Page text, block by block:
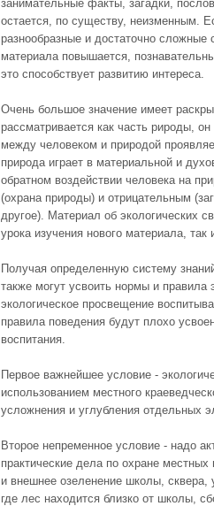
занимательные факты, загадки,
остается, по существу, неизменным.
разнообразные и достаточно
материала повышается,
это способствует развитию интереса.
Очень большое значение имеет
рассматривается как часть рироды,
между человеком и природой
природа играет в материальной и
обратном воздействии человека на
(охрана природы) и отрицательным
другое). Материал об экологических
урока изучения нового материала,
Получая определенную систему
также могут усвоить нормы и правила
экологическое просвещение
правила поведения будут плохо
воспитания.
Первое важнейшее условие -
использованием местного
усложнения и углубления отдельных
Второе непременное условие - надо
практические дела по охране
и внешнее озеленение школы,
где лес находится близко от школы,